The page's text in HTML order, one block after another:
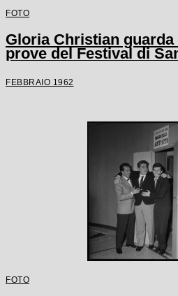
FOTO
Gloria Christian
prove del Festival di
FEBBRAIO 1962
FOTO